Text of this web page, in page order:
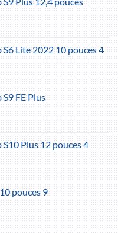
S6 Lite 2022 10 pouces 4
S9 FE Plus
S10 Plus 12 pouces 4
pouces 9